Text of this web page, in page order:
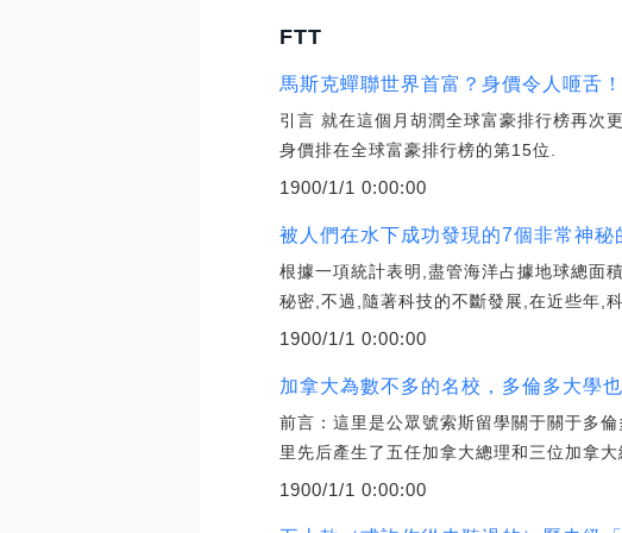
FTT
馬斯克蟬聯世界首富？身價令人咂舌
引言 就在這個月胡潤全球富豪排行榜再次
身價排在全球富豪排行榜的第15位.
1900/1/1 0:00:00
被人們在水下成功發現的7個非常神秘
根據一項統計表明,盡管海洋占據地球總面
秘密,不過,隨著科技的不斷發展,在近些年,
1900/1/1 0:00:00
加拿大為數不多的名校，多倫多大學
前言：這里是公眾號索斯留學關于關于多
里先后產生了五任加拿大總理和三位加拿
1900/1/1 0:00:00